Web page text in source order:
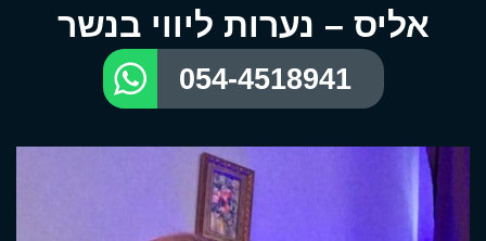
אליס – נערות ליווי בנשר
054-4518941